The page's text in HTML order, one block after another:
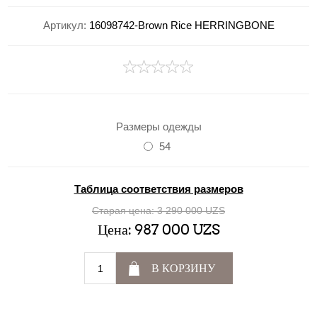
Артикул: 16098742-Brown Rice HERRINGBONE
Размеры одежды
54
Таблица соответствия размеров
Старая цена: 3 290 000 UZS
Цена: 987 000 UZS
В КОРЗИНУ